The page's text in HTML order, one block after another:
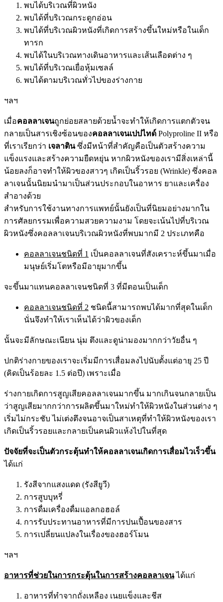
พบได้บริเวณที่ผิวหนัง
พบได้ที่บริเวณกระดูกอ่อน
พบได้ที่บริเวณผิวหนังที่เกิดการสร้างขึ้นใหม่หรือในเด็ก
ทารก
พบได้ในบริเวณทางเดินอาหารและเส้นเลือดต่าง ๆ
พบได้ที่บริเวณเยื่อหุ้มเซลล์
พบได้ตามบริเวณทั่วไปของร่างกาย
ฯลฯ
เมื่อคอลลาเจนถูกย่อยสลายด้วยน้ำจะทำให้เกิดการแตกตัวจน
กลายเป็นสารเชิงซ้อนของคอลลาเจนเปปไทด์ Polyproline II หรือ
ที่เราเรียกว่า เจลาตินซึ่งมีหน้าที่สำคัญคือเป็นตัวสร้างความ
แข็งแรงและสร้างความยืดหยุ่น หากผิวหนังของเรามีสิ่งเหล่านี้
น้อยลงก็อาจทำให้ผิวของสาวๆ เกิดเป็นริ้วรอย (Wrinkle) ซึ่งคอล
ลาเจนนั้นนิยมนำมาเป็นส่วนประกอบในอาหาร ยาและเครื่อง
สำอางด้วย
สำหรับการใช้งานทางการแพทย์นั้นยังเป็นที่นิยมอย่างมากใน
การศัลยกรรมเพื่อความสวยความงาม โดยจะเน้นไปที่บริเวณ
ผิวหนังซึ่งคอลลาเจนบริเวณผิวหนังที่พบมากมี 2 ประเภทคือ
คอลลาเจนชนิดที่ 1 เป็นคอลลาเจนที่สังเคราะห์ขึ้นมาเมื่อ
มนุษย์เริ่มโตหรือมีอายุมากขึ้น
จะขึ้นมาแทนคอลลาเจนชนิดที่ 3 ที่มีตอนเป็นเด็ก
คอลลาเจนชนิดที่ 2 ชนิดนี้สามารถพบได้มากที่สุดในเด็ก
นั่นจึงทำให้เราเห็นได้ว่าผิวของเด็ก
นั้นจะมีลักษณะเนียน นุ่ม ตึงและดูน่ามองมากกว่าวัยอื่น ๆ
ปกติร่างกายของเราจะเริ่มมีการเสื่อมลงไปนับตั้งแต่อายุ 25 ปี
(คิดเป็นร้อยละ 1.5 ต่อปี) เพราะเมื่อ
ร่างกายเกิดการสูญเสียคอลลาเจนมากขึ้น มากเกินจนกลายเป็น
ว่าสูญเสียมากกว่าการผลิตขึ้นมาใหม่ทำให้ผิวหนังในส่วนต่าง ๆ
เริ่มไม่กระชับ ไม่เต่งตึงจนอาจเป็นสาเหตุที่ทำให้ผิวหนังของเรา
เกิดเป็นริ้วรอยและกลายเป็นคนผิวแห้งไปในที่สุด
ปัจจัยที่จะเป็นตัวกระตุ้นทำให้คอลลาเจนเกิดการเสื่อมไวเร็วขึ้น
ได้แก่
รังสีจากแสงแดด (รังสียูวี)
การสูบบุหรี่
การดื่มเครื่องดื่มแอลกอฮอล์
การรับประทานอาหารที่มีการปนเปื้อนของสาร
การเปลี่ยนแปลงในเรื่องของฮอร์โมน
ฯลฯ
อาหารที่ช่วยในการกระตุ้นในการสร้างคอลลาเจนได้แก่
อาหารที่ทำจากถั่งเหลือง เนยแข็งและชีส